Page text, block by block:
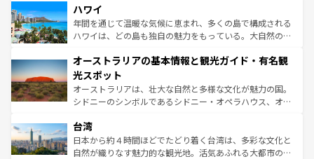
着のスイス情報は
のような巨大都市は、観光、ショッピング、エンターテイ
ンメントが詰まった刺激的なスポットだ。一方、アメリカ
西部には大自然が広がり、グランドキャニオンやイエロー
部のニューオーリンズでは、音楽と美食が融合した独特の
文化が魅力。旅行者はアメリカの各地域で異なる魅力を楽
しみながら、その多様性と豊かな歴史を感じることができ
るだろう。車でのロードトリップや列車の旅も、アメリカ
情報は
ハワイ
年間を通じて温暖な気候に恵まれ、多くの島で構成される
ハワイは、どの島も独自の魅力をもっている。大自然の神
ワイ島は見逃せない。また、定番の観光地といえばオアフ
島だが、静かな自然を求めるならマウイ島やカウアイ島が
おすすめ。エメラルドグリーンに輝く海をはじめ、豊かな
文化や歴史が息づいている。「アロハスピリット」と呼ば
人々、おいしいローカルフードやハワイアンミュージッ
ク、伝統的なフラダンスなど、すべてがハワイの魅力を彩
っている。訪れるたびに新しい発見と感動が待っているハ
オーストラリアの基本情報と観光ガイド・有名観
光スポット
オーストラリアは、壮大な自然と多様な文化が魅力の国。
シドニーのシンボルであるシドニー・オペラハウス、オー
リアリーフや大陸中央部にそびえるウルル（エアーズロッ
ク）、タスマニアの美しい原生林やケアンズの熱帯雨林な
ど、見どころがたくさん。また、カフェやワイン、オージ
台湾
日本から約４時間ほどでたどり着く台湾は、多彩な文化と
自然が織りなす魅力的な観光地。活気あふれる大都市の台